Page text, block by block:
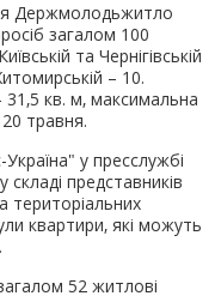
Держмолодьжитло
загалом 100
та Чернігівській
– 10.
кв. м, максимальна
травня.
у пресслужбі
складі представників
територіальних
квартири, які можуть
52 житлові